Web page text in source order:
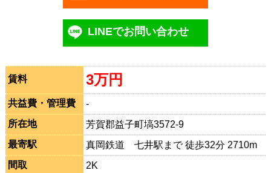
LINEでお問い合わせ
賃料 3万円
共益費・管理費
-
所在地
芳賀郡益子町塙3572-9
最寄駅
真岡鉄道 七井駅まで 徒歩32分 2710m
間取
2K